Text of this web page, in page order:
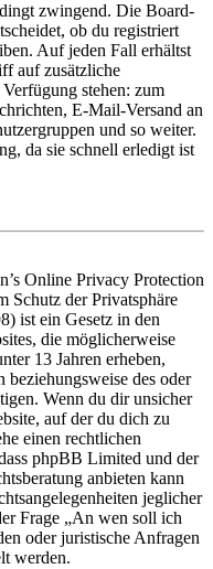
zwingend. Die Board-
ob du registriert
Auf jeden Fall erhältst
auf zusätzliche
stehen: zum
E-Mail-Versand an
und so weiter.
da sie schnell erledigt ist
Online Privacy Protection
Schutz der Privatsphäre
ist ein Gesetz in den
die möglicherweise
13 Jahren erheben,
des oder
Wenn du dir unsicher
auf der du dich zu
einen rechtlichen
phpBB Limited und der
anbieten kann
jeglicher
Frage „An wen soll ich
oder juristische Anfragen
werden.